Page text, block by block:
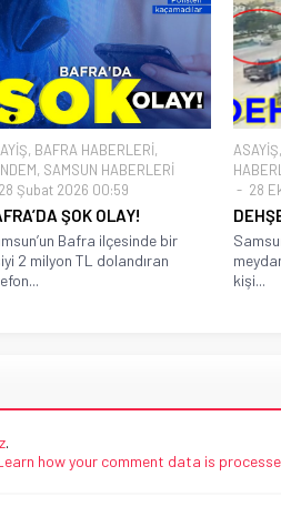
, BAFRA HABERLERİ,
, SAMSUN HABERLERİ
28 Şubat 2026 00:59
ŞOK OLAY!
Bafra ilçesinde bir
2 milyon TL dolandıran
ASAYİŞ,
28
kişi...
.
how your comment data is